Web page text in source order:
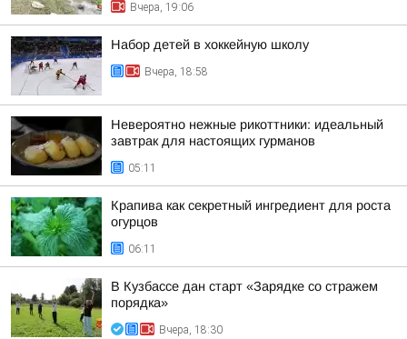
Вчера, 19:06
Набор детей в хоккейную школу
Вчера, 18:58
Невероятно нежные рикоттники: идеальный
завтрак для настоящих гурманов
05:11
Крапива как секретный ингредиент для роста
огурцов
06:11
В Кузбассе дан старт «Зарядке со стражем
порядка»
Вчера, 18:30